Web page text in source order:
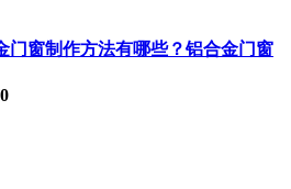
门窗制作方法有哪些？铝合金门窗